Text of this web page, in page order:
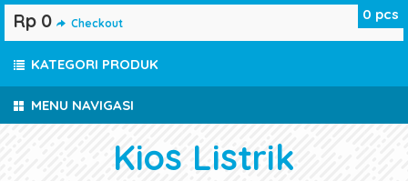
MENU NAVIGASI
Kios Listrik
0 pcs
Rp 0 Checkout
KATEGORI PRODUK